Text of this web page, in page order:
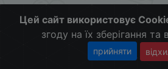
Цей сайт використовує
згоду на їх зберігання
прийняти